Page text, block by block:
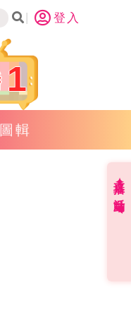
登入
1
圖輯
直播✦活動